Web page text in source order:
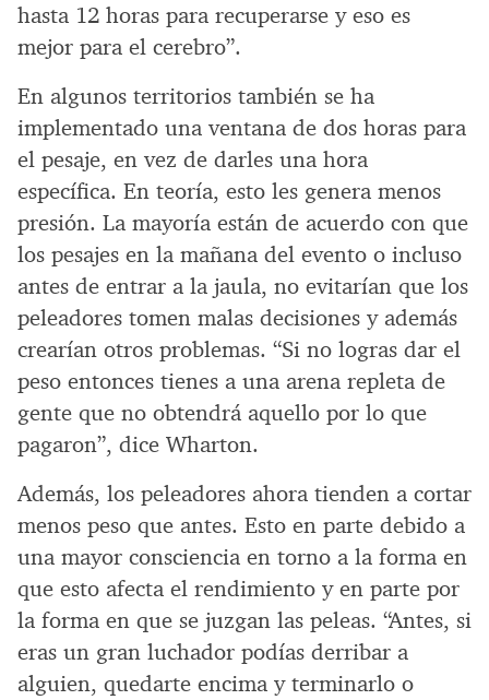
hasta 12 horas para recuperarse y eso es
mejor para el cerebro”.
En algunos territorios también se ha
implementado una ventana de dos horas para
el pesaje, en vez de darles una hora
específica. En teoría, esto les genera menos
presión. La mayoría están de acuerdo con que
los pesajes en la mañana del evento o incluso
antes de entrar a la jaula, no evitarían que los
peleadores tomen malas decisiones y además
crearían otros problemas. “Si no logras dar el
peso entonces tienes a una arena repleta de
gente que no obtendrá aquello por lo que
pagaron”, dice Wharton.
Además, los peleadores ahora tienden a cortar
menos peso que antes. Esto en parte debido a
una mayor consciencia en torno a la forma en
que esto afecta el rendimiento y en parte por
la forma en que se juzgan las peleas. “Antes, si
eras un gran luchador podías derribar a
alguien, quedarte encima y terminarlo o